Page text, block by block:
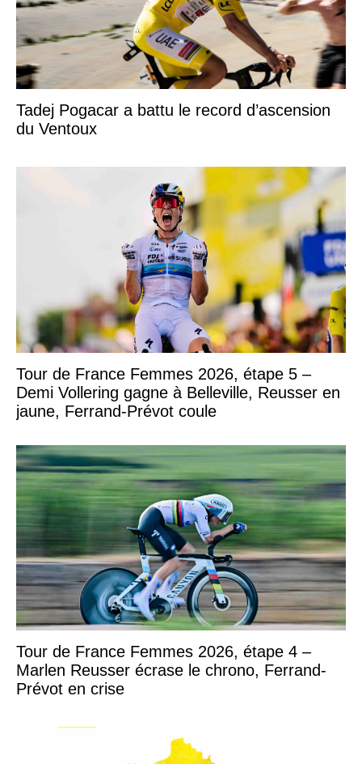
Tadej Pogacar a battu le record d’ascension
du Ventoux
Tour de France Femmes 2026, étape 5 –
Demi Vollering gagne à Belleville, Reusser en
jaune, Ferrand-Prévot coule
Tour de France Femmes 2026, étape 4 –
Marlen Reusser écrase le chrono, Ferrand-
Prévot en crise